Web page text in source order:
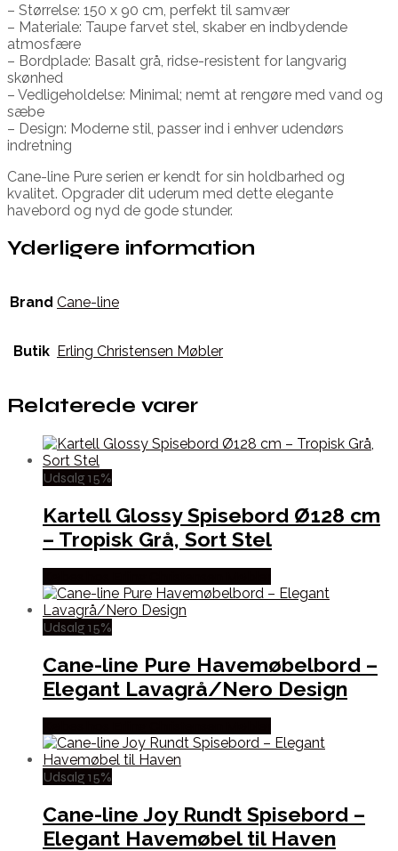
– Størrelse: 150 x 90 cm, perfekt til samvær
– Materiale: Taupe farvet stel, skaber en indbydende
atmosfære
– Bordplade: Basalt grå, ridse-resistent for langvarig
skønhed
– Vedligeholdelse: Minimal; nemt at rengøre med vand og
sæbe
– Design: Moderne stil, passer ind i enhver udendørs
indretning
Cane-line Pure serien er kendt for sin holdbarhed og
kvalitet. Opgrader dit uderum med dette elegante
havebord og nyd de gode stunder.
Yderligere information
Brand Cane-line
Butik Erling Christensen Møbler
Relaterede varer
Udsalg 15%
Kartell Glossy Spisebord Ø128 cm
– Tropisk Grå, Sort Stel
Udsalg 15%
Cane-line Pure Havemøbelbord –
Elegant Lavagrå/Nero Design
Udsalg 15%
Cane-line Joy Rundt Spisebord –
Elegant Havemøbel til Haven